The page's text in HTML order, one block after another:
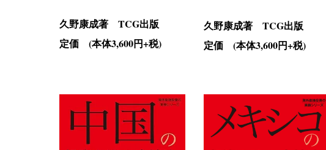
久野康成著 TCG出版
定価 (本体3,600円+税)
久野康成著 TCG出版
定価 (本体3,600円+税)